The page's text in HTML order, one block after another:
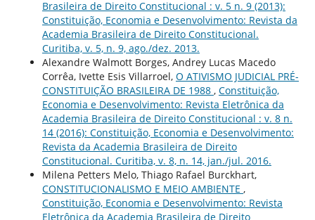
Brasileira de Direito Constitucional : v. 5 n. 9 (2013):
Constituição, Economia e Desenvolvimento: Revista da
Academia Brasileira de Direito Constitucional.
Curitiba, v. 5, n. 9, ago./dez. 2013.
Alexandre Walmott Borges, Andrey Lucas Macedo
Corrêa, Ivette Esis Villarroel, O ATIVISMO JUDICIAL PRÉ-
CONSTITUIÇÃO BRASILEIRA DE 1988 , Constituição,
Economia e Desenvolvimento: Revista Eletrônica da
Academia Brasileira de Direito Constitucional : v. 8 n.
14 (2016): Constituição, Economia e Desenvolvimento:
Revista da Academia Brasileira de Direito
Constitucional. Curitiba, v. 8, n. 14, jan./jul. 2016.
Milena Petters Melo, Thiago Rafael Burckhart,
CONSTITUCIONALISMO E MEIO AMBIENTE ,
Constituição, Economia e Desenvolvimento: Revista
Eletrônica da Academia Brasileira de Direito